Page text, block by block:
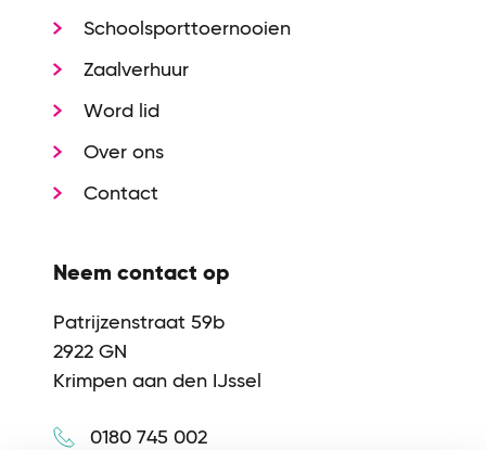
Schoolsporttoernooien
Zaalverhuur
Word lid
Over ons
Contact
Neem contact op
Patrijzenstraat 59b
2922 GN
Krimpen aan den IJssel
0180 745 002